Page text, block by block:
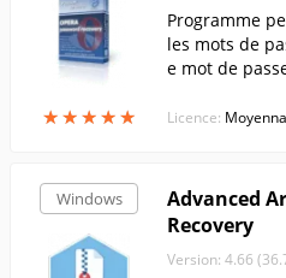
★★★★★
★★★★★
Programme
les mots de
e mot de
ill, le cache du
Licence:
Windows
Advanced
Recovery
Version: 4.66